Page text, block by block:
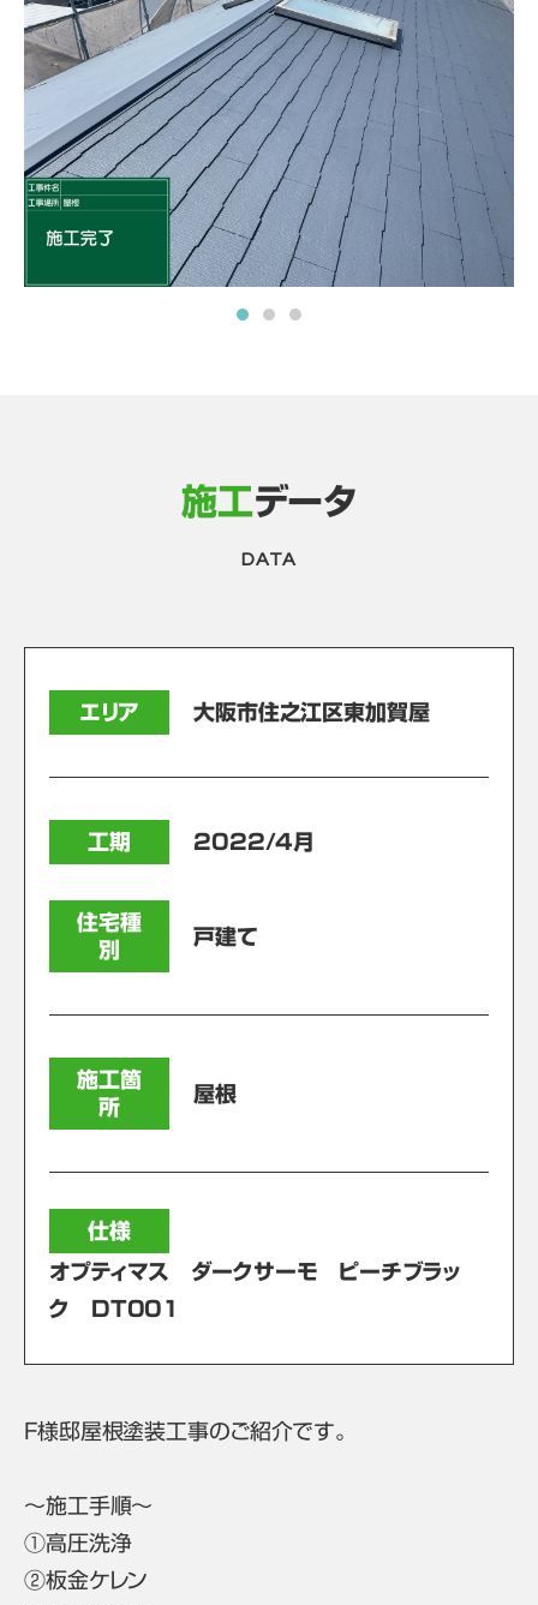
施工データ
DATA
エリア 大阪市住之江区東加賀屋
工期 2022/4月
住宅種
別
戸建て
施工箇
所
屋根
仕様
オプティマス ダークサーモ ピーチブラッ
ク DT001
F様邸屋根塗装工事のご紹介です。
～施工手順～
①高圧洗浄
②板金ケレン